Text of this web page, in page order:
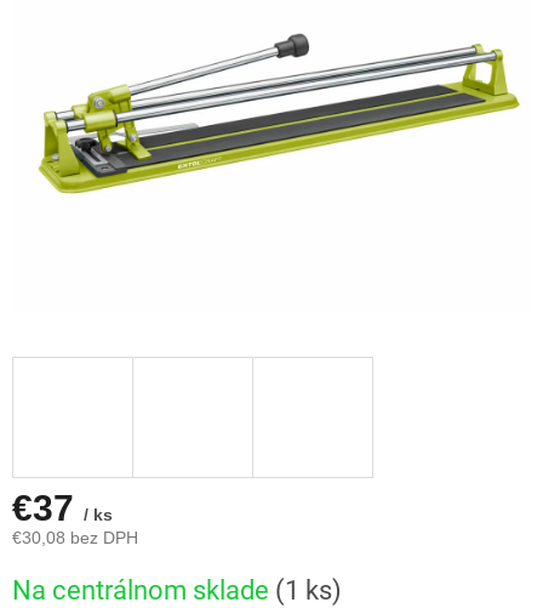
€37 / ks
€30,08 bez DPH
cena:
Na centrálnom sklade (1 ks)